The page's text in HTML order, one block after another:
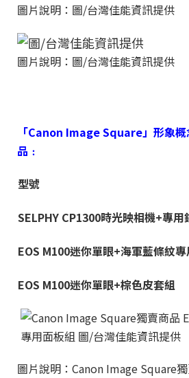
圖片說明：圖/台灣佳能資訊提供
圖片說明：圖/台灣佳能資訊提供
「Canon Image Square」形象
品 ﹕
型號
SELPHY CP1300時光映相機+專用
EOS M100迷你單眼+海軍藍條紋
EOS M100迷你單眼+棕色皮套組
圖片說明：Canon Image Square